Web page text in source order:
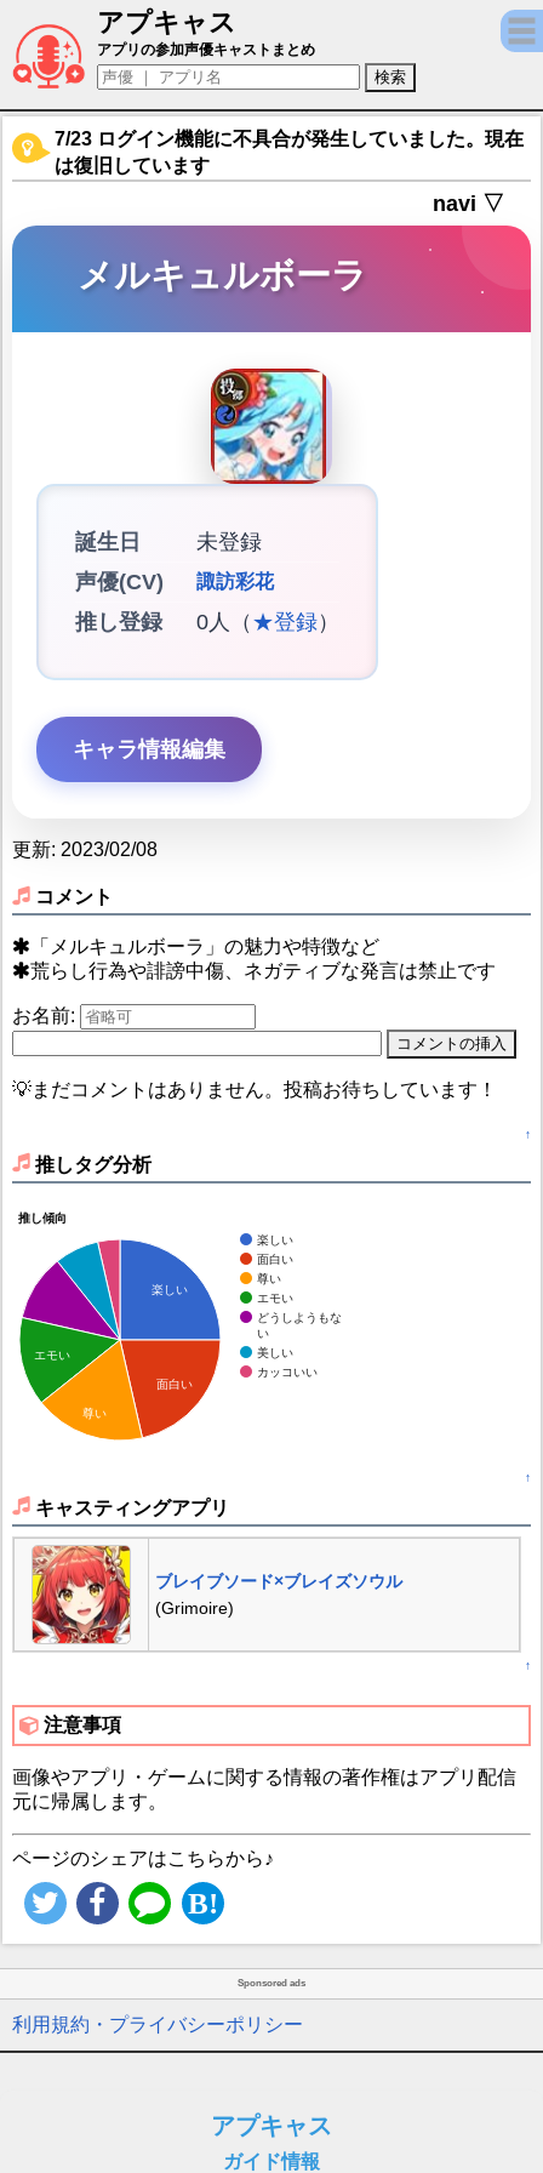
アプキャス
メルキュルボーラ（声優：諏訪彩花)【ブレ
アプリの参加声優キャストまとめ
7/23 ログイン機能に不具合が発生していました。現在
は復旧しています
navi ▽
メルキュルボーラ
誕生日
未登録
声優(CV)
諏訪彩花
推し登録 0人（ ★登録）
キャラ情報編集
更新: 2023/02/08
コメント
「メルキュルボーラ」の魅力や特徴など
荒らし行為や誹謗中傷、ネガティブな発言は禁止です
お名前:
💡まだコメントはありません。投稿お待ちしています！
↑
推しタグ分析
推し傾向
楽しい
面白い
尊い
エモい
どうしようもな
い
美しい
カッコいい
楽しい
面白い
エモい
尊い
↑
キャスティングアプリ
ブレイブソード×ブレイズソウル
(Grimoire)
↑
注意事項
画像やアプリ・ゲームに関する情報の著作権はアプリ配信
元に帰属します。
ページのシェアはこちらから♪
Sponsored ads
利用規約・プライバシーポリシー
アプキャス
ガイド情報